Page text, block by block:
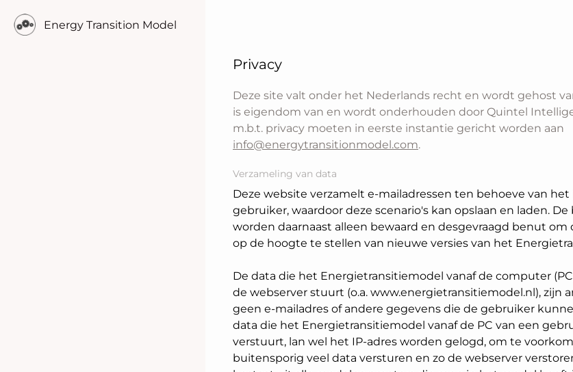
Energy Transition Model
Privacy
Deze site valt onder het Nederlands recht en wordt gehost
is eigendom van en wordt onderhouden door Quintel
m.b.t. privacy moeten in eerste instantie gericht worden aan
info@energytransitionmodel.com.
Verzameling van data
Deze website verzamelt e-mailadressen ten behoeve van
gebruiker, waardoor deze scenario's kan opslaan en laden.
worden daarnaast alleen bewaard en desgevraagd benut
op de hoogte te stellen van nieuwe versies van het
De data die het Energietransitiemodel vanaf de computer
de webserver stuurt (o.a. www.energietransitiemodel.nl), zijn
geen e-mailadres of andere gegevens die de gebruiker
data die het Energietransitiemodel vanaf de PC van een
verstuurt, lan wel het IP-adres worden gelogd, om te
buitensporig veel data versturen en zo de webserver